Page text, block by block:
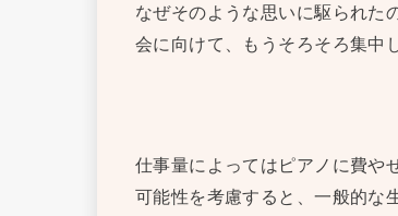
なぜそのような思いに駆られ
会に向けて、もうそろそろ集中
仕事量によってはピアノに費や
可能性を考慮すると、一般的な